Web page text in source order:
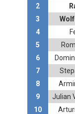
2
3
4
5
6
7
8
9
Julian
10